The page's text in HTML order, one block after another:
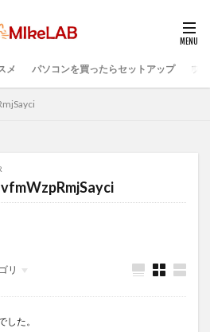
メ パソコンを買ったらセットアップ プ
リ
た。
備
初心者
ブラインドタッチ